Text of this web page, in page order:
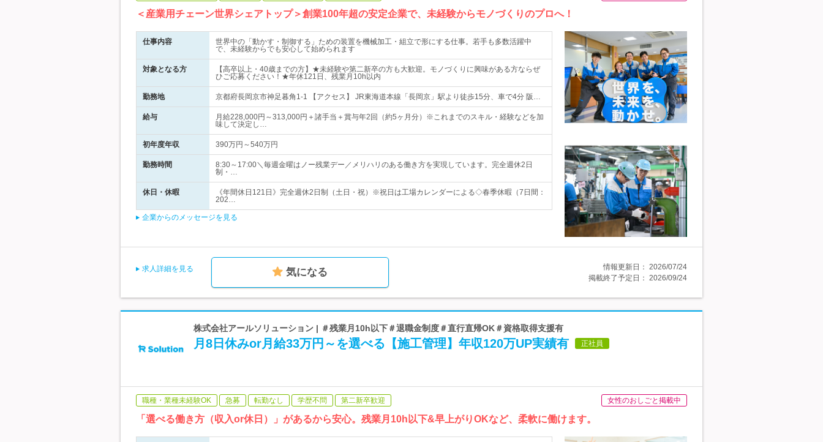
＜産業用チェーン世界シェアトップ＞創業100年超の安定企業で、未経験からモノづくりのプロへ！
仕事内容
世界中の「動かす・制御する」ための装置を機械加工・組立で形にする仕事。若手も多数活躍中
で、未経験からでも安心して始められます
対象となる方
【高卒以上・40歳までの方】★未経験や第二新卒の方も大歓迎。モノづくりに興味がある方ならぜ
ひご応募ください！★年休121日、残業月10h以内
勤務地 京都府長岡京市神足暮角1-1 【アクセス】 JR東海道本線「長岡京」駅より徒歩15分、車で4分 阪…
給与
月給228,000円～313,000円＋諸手当＋賞与年2回（約5ヶ月分）※これまでのスキル・経験などを加
味して決定し…
初年度年収 390万円～540万円
勤務時間
8:30～17:00＼毎週金曜はノー残業デー／メリハリのある働き方を実現しています。完全週休2日
制・…
休日・休暇
《年間休日121日》完全週休2日制（土日・祝）※祝日は工場カレンダーによる◇春季休暇（7日間：
202…
企業からのメッセージを見る
求人詳細を見る 気になる 情報更新日： 2026/07/24
掲載終了予定日： 2026/09/24
株式会社アールソリューション | ＃残業月10h以下＃退職金制度＃直行直帰OK＃資格取得支援有
月8日休みor月給33万円～を選べる【施工管理】年収120万UP実績有 正社員
職種・業種未経験OK 急募 転勤なし 学歴不問 第二新卒歓迎 女性のおしごと掲載中
「選べる働き方（収入or休日）」があるから安心。残業月10h以下&早上がりOKなど、柔軟に働けます。